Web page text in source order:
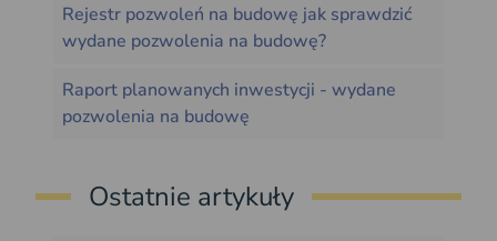
Rejestr pozwoleń na budowę jak sprawdzić
wydane pozwolenia na budowę?
Raport planowanych inwestycji - wydane
pozwolenia na budowę
Ostatnie artykuły